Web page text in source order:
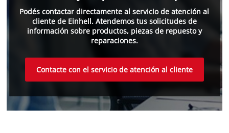
Podés contactar directamente al servicio de atención al
cliente de Einhell. Atendemos tus solicitudes de
información sobre productos, piezas de repuesto y
reparaciones.
Contacte con el servicio de atención al cliente